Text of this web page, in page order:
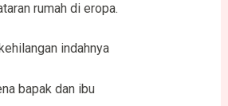
rumah di eropa.
indahnya
bapak dan ibu